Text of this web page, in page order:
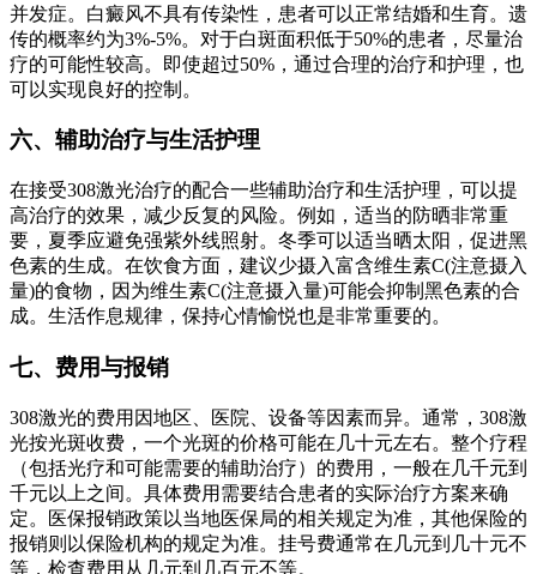
并发症。白癜风不具有传染性，患者可以正常结婚和生育。遗
传的概率约为3%-5%。对于白斑面积低于50%的患者，尽量治
疗的可能性较高。即使超过50%，通过合理的治疗和护理，也
可以实现良好的控制。
六、辅助治疗与生活护理
在接受308激光治疗的配合一些辅助治疗和生活护理，可以提
高治疗的效果，减少反复的风险。例如，适当的防晒非常重
要，夏季应避免强紫外线照射。冬季可以适当晒太阳，促进黑
色素的生成。在饮食方面，建议少摄入富含维生素C(注意摄入
量)的食物，因为维生素C(注意摄入量)可能会抑制黑色素的合
成。生活作息规律，保持心情愉悦也是非常重要的。
七、费用与报销
308激光的费用因地区、医院、设备等因素而异。通常，308激
光按光斑收费，一个光斑的价格可能在几十元左右。整个疗程
（包括光疗和可能需要的辅助治疗）的费用，一般在几千元到
千元以上之间。具体费用需要结合患者的实际治疗方案来确
定。医保报销政策以当地医保局的相关规定为准，其他保险的
报销则以保险机构的规定为准。挂号费通常在几元到几十元不
等，检查费用从几元到几百元不等。